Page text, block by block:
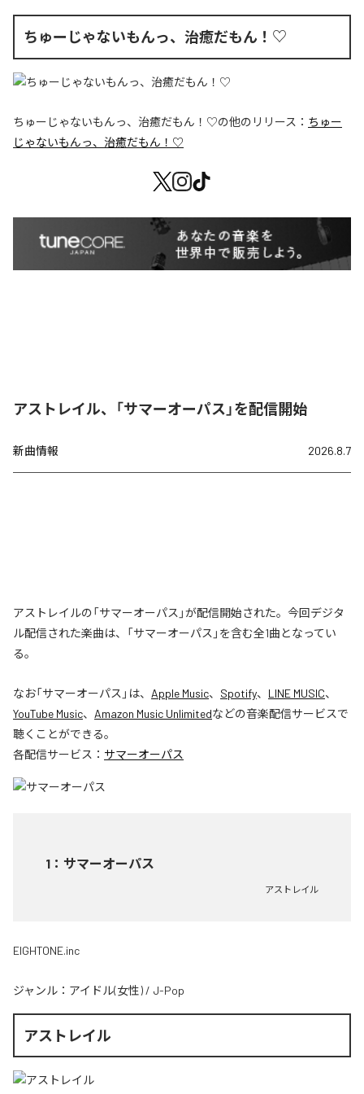
ちゅーじゃないもんっ、治癒だもん！♡
ちゅーじゃないもんっ、治癒だもん！♡の他のリリース： ちゅー
じゃないもんっ、治癒だもん！♡
アストレイル、「サマーオーパス」を配信開始
新曲情報 2026.8.7
アストレイルの「サマーオーパス」が配信開始された。今回デジタ
ル配信された楽曲は、「サマーオーパス」を含む全1曲となってい
る。
なお「サマーオーパス 」は、 Apple Music、 Spotify、 LINE MUSIC、
YouTube Music、 Amazon Music Unlimitedなどの音楽配信サービスで
聴くことができる。
各配信サービス： サマーオーパス
1 ： サマーオーパス
アストレイル
EIGHTONE.inc
ジャンル： アイドル(女性) / J-Pop
アストレイル